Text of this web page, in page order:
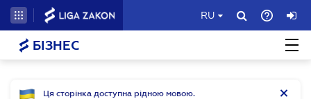
RU
БІЗНЕС
Ця сторінка доступна рідною мовою.